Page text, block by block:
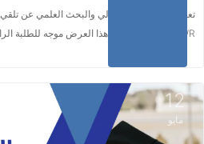
تعلن وزارة التعليم العالي والبحث العلمي عن
UMPWR الأندونيسية. هذا العرض موجه للطلبة الراغبين في تحضير درجة الماستر…
12
مايو
اقرأ المزيد ...